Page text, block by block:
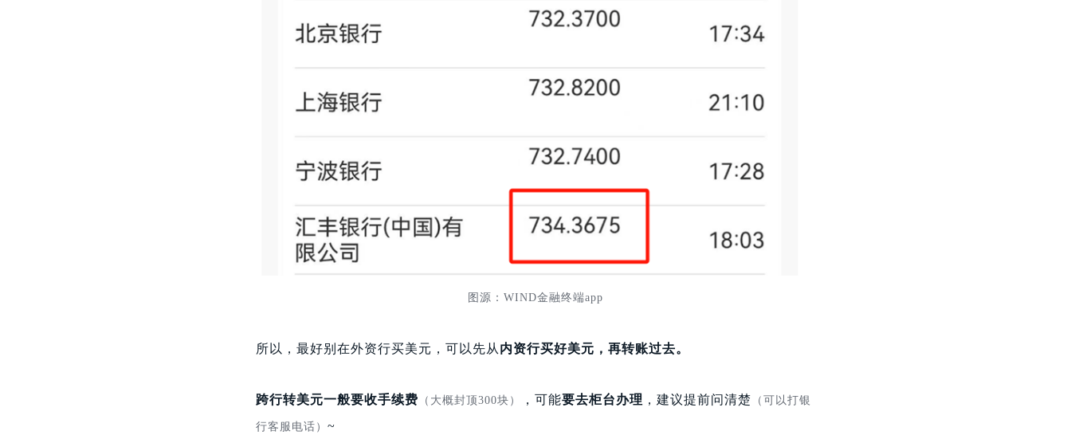
图源：WIND金融终端app
所以，最好别在外资行买美元，可以先从 内资行买好美元，再转账过去。
跨行转美元一般要收手续费 （大概封顶300块） ，可能要去柜台办理 ，建议提前问清楚 （可以打银
行客服电话） ~